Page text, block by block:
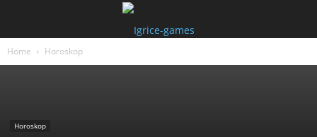
Home Horoskop
Horoskop